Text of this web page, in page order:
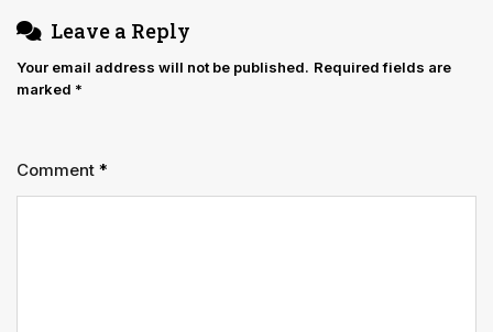
Leave a Reply
Your email address will not be published. Required fields are
marked *
Comment *